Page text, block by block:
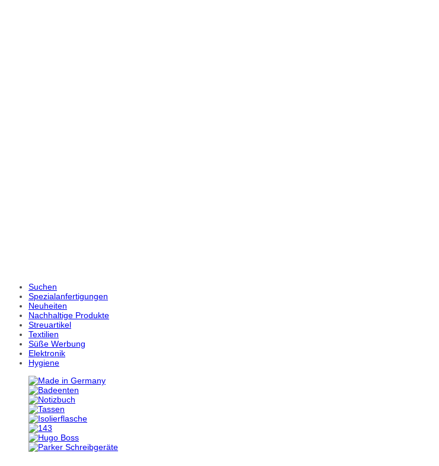
Suchen
Spezialanfertigungen
Neuheiten
Nachhaltige Produkte
Streuartikel
Textilien
Süße Werbung
Elektronik
Hygiene